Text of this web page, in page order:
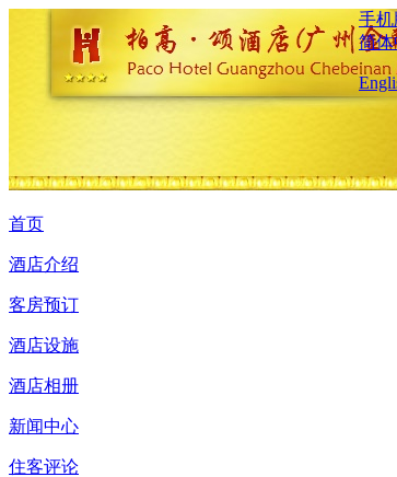
手机
简
首页
酒店介绍
客房预订
酒店设施
酒店相册
新闻中心
住客评论